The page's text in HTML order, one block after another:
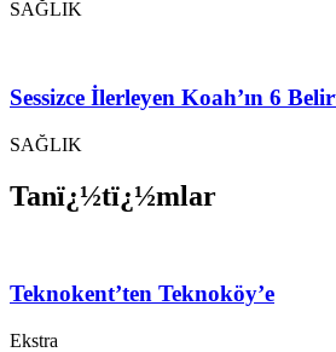
SAĞLIK
Sessizce İlerleyen Koah’ın 6
SAĞLIK
Tanï¿½tï¿½mlar
Teknokent’ten Teknoköy’e
Ekstra